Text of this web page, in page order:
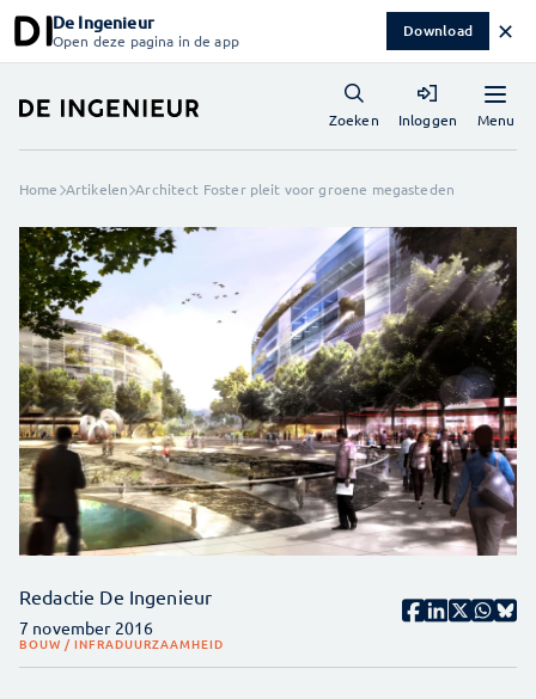
De Ingenieur
Open deze pagina in de app Download ✕
Menu
Zoeken Inloggen
Home Artikelen Architect Foster pleit voor groene megasteden
Redactie De Ingenieur
7 november 2016
BOUW / INFRADUURZAAMHEID